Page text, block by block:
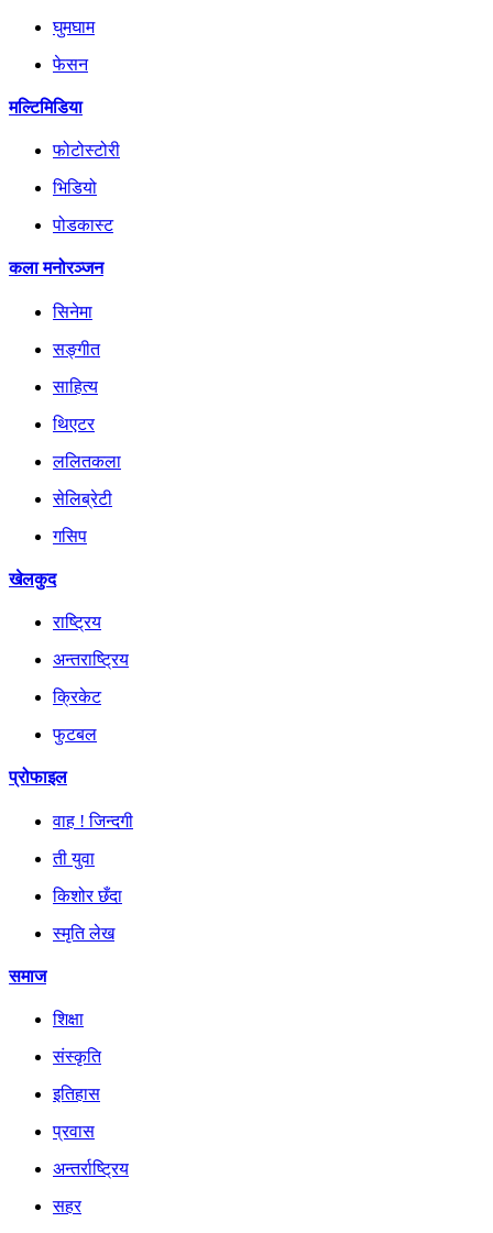
घुमघाम
फेसन
मल्टिमिडिया
फोटोस्टोरी
भिडियो
पोडकास्ट
कला मनोरञ्जन
सिनेमा
सङ्गीत
साहित्य
थिएटर
ललितकला
सेलिब्रेटी
गसिप
खेलकुद
राष्ट्रिय
अन्तराष्ट्रिय
क्रिकेट
फुटबल
प्रोफाइल
वाह ! जिन्दगी
ती युवा
किशोर छँदा
स्मृति लेख
समाज
शिक्षा
संस्कृति
इतिहास
प्रवास
अन्तर्राष्ट्रिय
सहर